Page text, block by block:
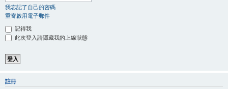
我忘記了自己的密碼
重寄啟用電子郵件
記得我
此次登入請隱藏我的上線狀態
註冊